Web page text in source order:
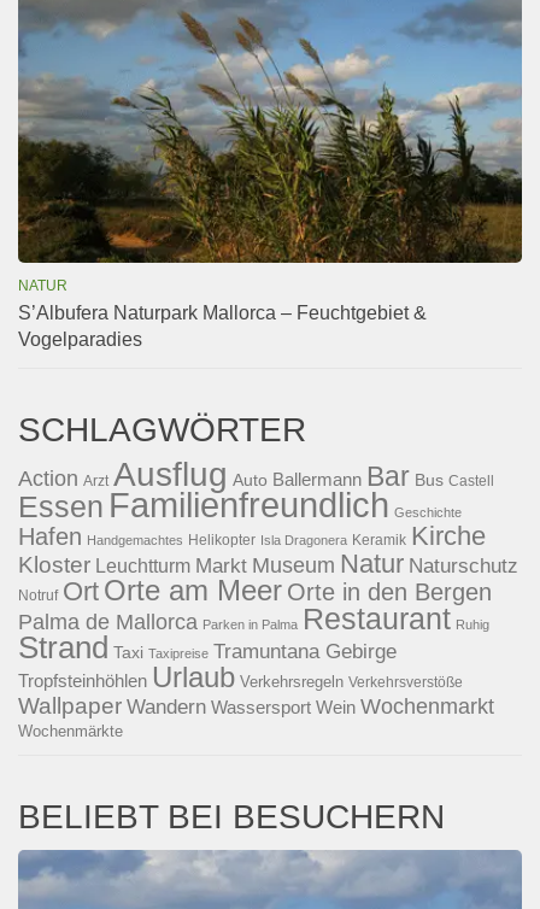
NATUR
S’Albufera Naturpark Mallorca – Feuchtgebiet &
Vogelparadies
SCHLAGWÖRTER
Action Arzt Ausflug Auto Ballermann Bar Bus Castell
Essen Familienfreundlich Geschichte
Hafen Handgemachtes Helikopter Isla Dragonera Keramik Kirche
Kloster Leuchtturm Markt Museum Natur Naturschutz
Notruf Ort Orte am Meer Orte in den Bergen
Palma de Mallorca Parken in Palma Restaurant Ruhig
Strand Taxi Taxipreise Tramuntana Gebirge
Tropfsteinhöhlen Urlaub Verkehrsregeln Verkehrsverstöße
Wallpaper Wandern Wassersport Wein Wochenmarkt
Wochenmärkte
BELIEBT BEI BESUCHERN